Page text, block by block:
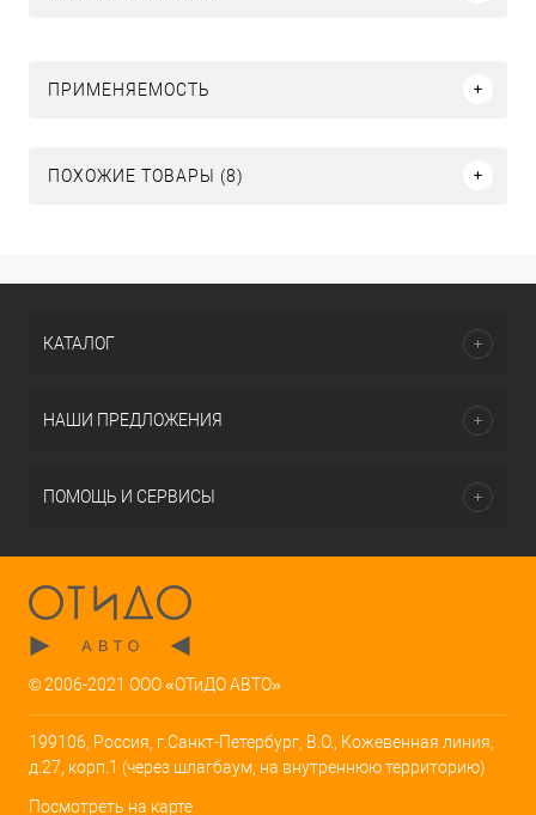
ПРИМЕНЯЕМОСТЬ
ПОХОЖИЕ ТОВАРЫ (8)
КАТАЛОГ
НАШИ ПРЕДЛОЖЕНИЯ
ПОМОЩЬ И СЕРВИСЫ
© 2006-2021 ООО «ОТиДО АВТО»
199106, Россия, г.Санкт-Петербург, В.О., Кожевенная линия,
д.27, корп.1 (через шлагбаум, на внутреннюю территорию)
Посмотреть на карте